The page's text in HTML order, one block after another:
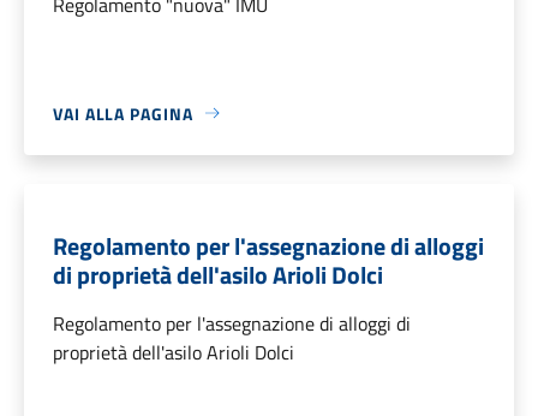
VAI ALLA PAGINA
Regolamento per l'assegnazione di alloggi
di proprietà dell'asilo Arioli Dolci
Regolamento per l'assegnazione di alloggi di
proprietà dell'asilo Arioli Dolci